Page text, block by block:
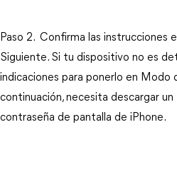
Paso 2.  Confirma las instrucciones
Siguiente. Si tu dispositivo no es
indicaciones para ponerlo en Modo
continuación, necesita descargar
contraseña de pantalla de iPhone.